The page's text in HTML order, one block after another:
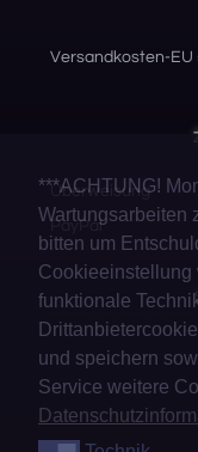
Versandkosten-EU
Überweisung
PayPal
***ACHTUNG!
Wartungsarbeiten
bitten um
Cookieeinstellung
funktionale
und speichern
Service weitere